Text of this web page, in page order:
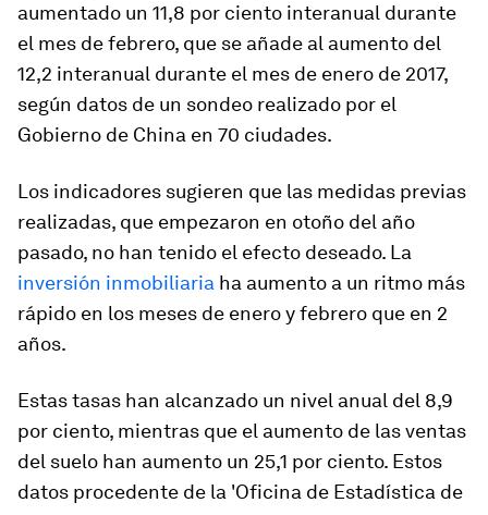
aumentado un 11,8 por ciento interanual durante
el mes de febrero, que se añade al aumento del
12,2 interanual durante el mes de enero de 2017,
según datos de un sondeo realizado por el
Gobierno de China en 70 ciudades.
Los indicadores sugieren que las medidas previas
realizadas, que empezaron en otoño del año
pasado, no han tenido el efecto deseado. La
inversión inmobiliaria ha aumento a un ritmo más
rápido en los meses de enero y febrero que en 2
años.
Estas tasas han alcanzado un nivel anual del 8,9
por ciento, mientras que el aumento de las ventas
del suelo han aumento un 25,1 por ciento. Estos
datos procedente de la 'Oficina de Estadística de